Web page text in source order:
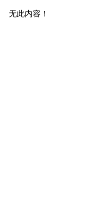
无此内容！